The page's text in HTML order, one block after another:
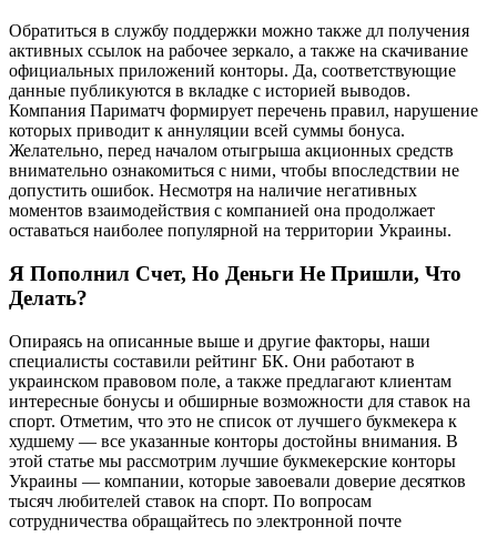
Обратиться в службу поддержки можно также дл получения
активных ссылок на рабочее зеркало, а также на скачивание
официальных приложений конторы. Да, соответствующие
данные публикуются в вкладке с историей выводов.
Компания Париматч формирует перечень правил, нарушение
которых приводит к аннуляции всей суммы бонуса.
Желательно, перед началом отыгрыша акционных средств
внимательно ознакомиться с ними, чтобы впоследствии не
допустить ошибок. Несмотря на наличие негативных
моментов взаимодействия с компанией она продолжает
оставаться наиболее популярной на территории Украины.
Я Пополнил Счет, Но Деньги Не Пришли, Что
Делать?
Опираясь на описанные выше и другие факторы, наши
специалисты составили рейтинг БК. Они работают в
украинском правовом поле, а также предлагают клиентам
интересные бонусы и обширные возможности для ставок на
спорт. Отметим, что это не список от лучшего букмекера к
худшему — все указанные конторы достойны внимания. В
этой статье мы рассмотрим лучшие букмекерские конторы
Украины — компании, которые завоевали доверие десятков
тысяч любителей ставок на спорт. По вопросам
сотрудничества обращайтесь по электронной почте